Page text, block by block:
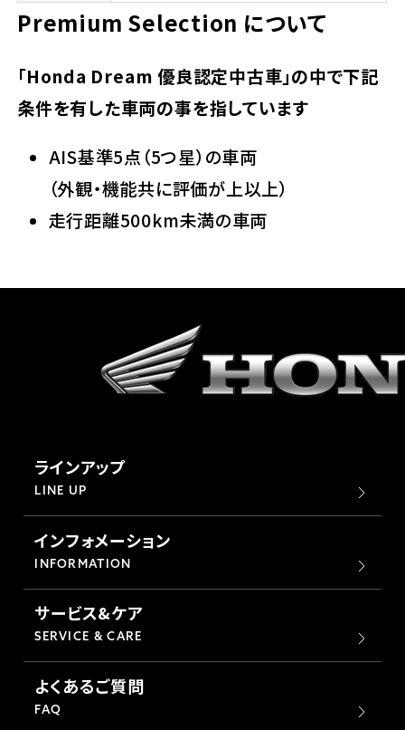
Premium Selection について
「Honda Dream 優良認定中古車」の中で下記
条件を有した車両の事を指しています
AIS基準5点（5つ星）の車両
（外観・機能共に評価が上以上）
走行距離500km未満の車両
ラインアップ
LINE UP
インフォメーション
INFORMATION
サービス&ケア
SERVICE & CARE
よくあるご質問
FAQ